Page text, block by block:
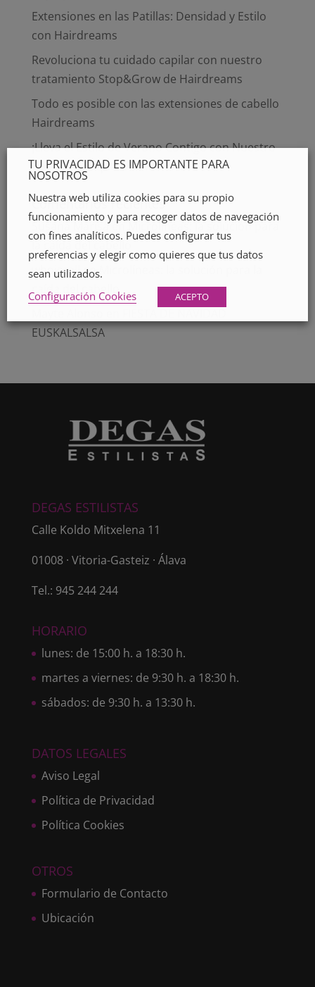
Extensiones en las Patillas: Densidad y Estilo
con Hairdreams
Revoluciona tu cuidado capilar con nuestro
tratamiento Stop&Grow de Hairdreams
Todo es posible con las extensiones de cabello
Hairdreams
¡Lleva el Estilo de Verano Contigo con Nuestro
Exclusivo Paquete SUMMER STYLE!
Comentarios recientes
Susana Marisaen
Microlíneas: la solución para
whoiscallenMicrolíneas: la solución para la
caída del cabello
EUSKALSALSA
DEGAS ESTILISTAS
Calle Koldo Mitxelena 11
01008 · Vitoria-Gasteiz · Álava
Tel.: 945 244 244
HORARIO
lunes: de 15:00 h. a 18:30 h.
martes a viernes: de 9:30 h. a 18:30 h.
sábados: de 9:30 h. a 13:30 h.
DATOS LEGALES
Aviso Legal
Política de Privacidad
Política Cookies
OTROS
Formulario de Contacto
Ubicación
TU PRIVACIDAD ES IMPORTANTE PARA
NOSOTROS
Nuestra web utiliza cookies para su propio
funcionamiento y para recoger datos de navegación
con fines analíticos. Puedes configurar tus
preferencias y elegir como quieres que tus datos
sean utilizados.
Configuración Cookies
ACEPTO